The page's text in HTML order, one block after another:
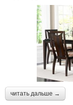
читать дальше →